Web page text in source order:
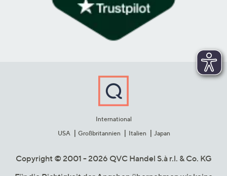
International
USA
Großbritannien Italien Japan
Copyright © 2001 - 2026 QVC Handel S.à r.l. & Co. KG